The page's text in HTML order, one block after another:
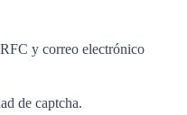
y correo electrónico
de captcha.